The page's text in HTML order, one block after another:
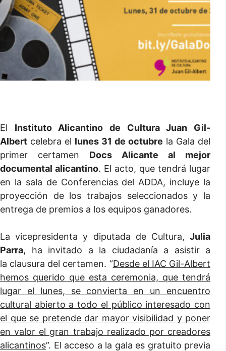
El Instituto Alicantino de Cultura Juan Gil-
Albert celebra el lunes 31 de octubre la Gala del
primer certamen Docs Alicante al mejor
documental alicantino. El acto, que tendrá lugar
en la sala de Conferencias del ADDA, incluye la
proyección de los trabajos seleccionados y la
entrega de premios a los equipos ganadores.
La vicepresidenta y diputada de Cultura, Julia
Parra, ha invitado a la ciudadanía a asistir a
la clausura del certamen. “Desde el IAC Gil-Albert
hemos querido que esta ceremonia, que tendrá
lugar el lunes, se convierta en un encuentro
cultural abierto a todo el público interesado con
el que se pretende dar mayor visibilidad y poner
en valor el gran trabajo realizado por creadores
alicantinos”. El acceso a la gala es gratuito previa